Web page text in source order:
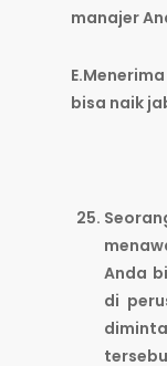
manajer
bisa naik
Anda
di